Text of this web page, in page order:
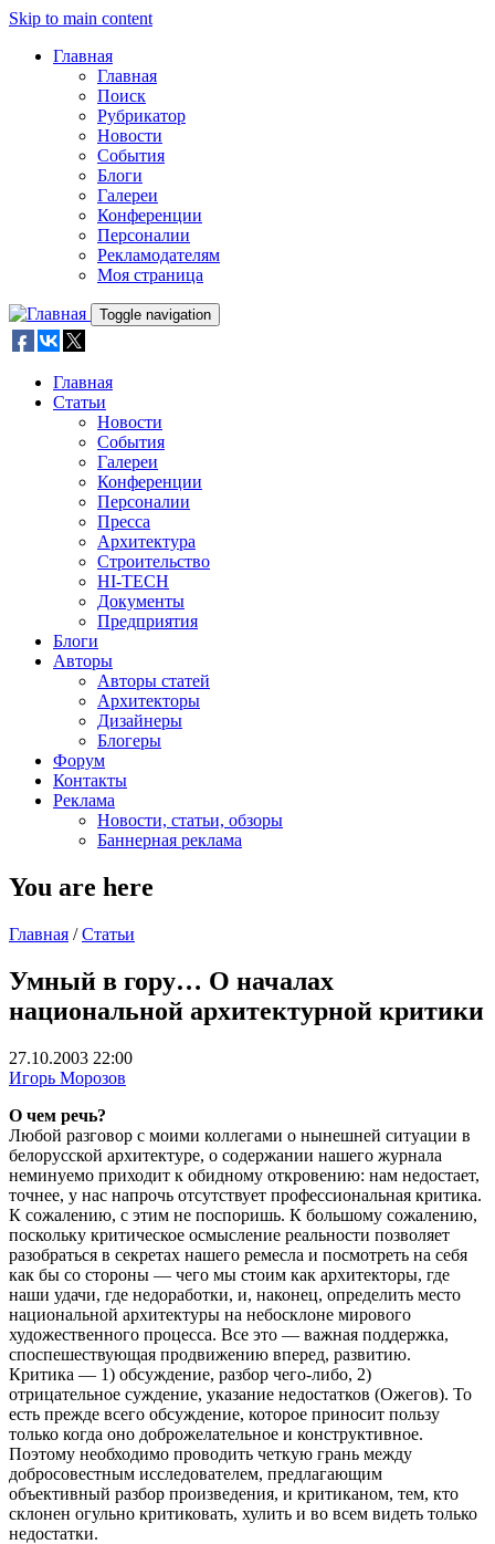
Skip to main content
Главная
Главная
Поиск
Рубрикатор
Новости
События
Блоги
Галереи
Конференции
Персоналии
Рекламодателям
Моя страница
Toggle navigation
Главная
Статьи
Новости
События
Галереи
Конференции
Персоналии
Пресса
Архитектура
Строительство
HI-TECH
Документы
Предприятия
Блоги
Авторы
Авторы статей
Архитекторы
Дизайнеры
Блогеры
Форум
Контакты
Реклама
Новости, статьи, обзоры
Баннерная реклама
You are here
Главная / Статьи
Умный в гору… О началах
национальной архитектурной критики
27.10.2003 22:00
Игорь Морозов
О чем речь?
Любой разговор с моими коллегами о нынешней ситуации в
белорусской архитектуре, о содержании нашего журнала
неминуемо приходит к обидному откровению: нам недостает,
точнее, у нас напрочь отсутствует профессиональная критика.
К сожалению, с этим не поспоришь. К большому сожалению,
поскольку критическое осмысление реальности позволяет
разобраться в секретах нашего ремесла и посмотреть на себя
как бы со стороны — чего мы стоим как архитекторы, где
наши удачи, где недоработки, и, наконец, определить место
национальной архитектуры на небосклоне мирового
художественного процесса. Все это — важная поддержка,
споспешествующая продвижению вперед, развитию.
Критика — 1) обсуждение, разбор чего-либо, 2)
отрицательное суждение, указание недостатков (Ожегов). То
есть прежде всего обсуждение, которое приносит пользу
только когда оно доброжелательное и конструктивное.
Поэтому необходимо проводить четкую грань между
добросовестным исследователем, предлагающим
объективный разбор произведения, и критиканом, тем, кто
склонен огульно критиковать, хулить и во всем видеть только
недостатки.